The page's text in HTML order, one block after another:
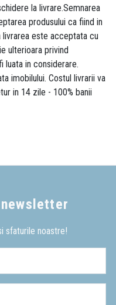
la livrare.Semnarea
produsului ca fiind in
este acceptata cu
ulterioara privind
luata in considerare.
imobilului. Costul livrarii va
in 14 zile - 100% banii
sfaturile noastre!